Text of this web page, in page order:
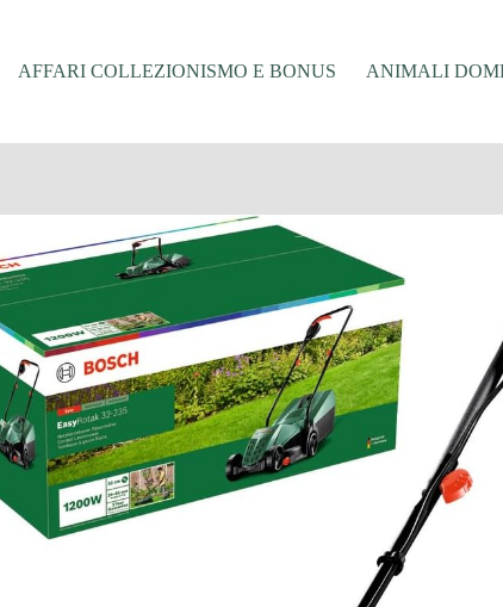
AFFARI COLLEZIONISMO E BONUS ANIMALI